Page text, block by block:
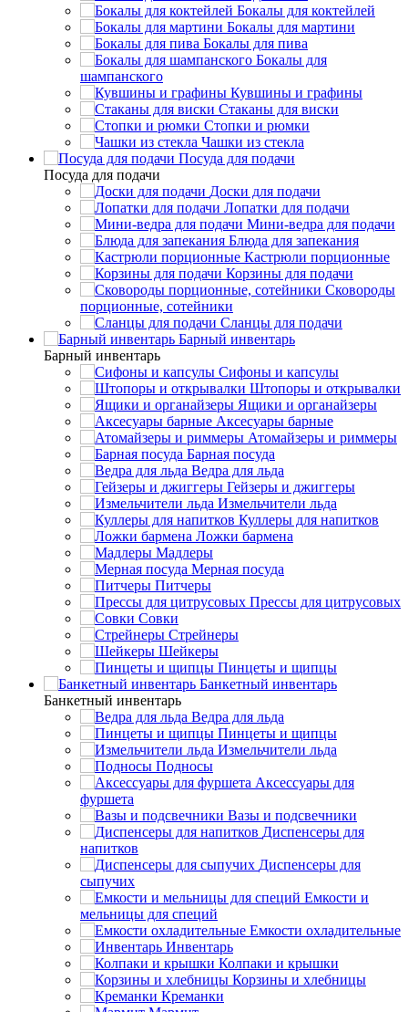
Бокалы для коктейлей
Бокалы для мартини
Бокалы для пива
Бокалы для
шампанского
Кувшины и графины
Стаканы для виски
Стопки и рюмки
Чашки из стекла
Посуда для подачи
Посуда для подачи
Доски для подачи
Лопатки для подачи
Мини-ведра для подачи
Блюда для запекания
Кастрюли порционные
Корзины для подачи
Сковороды
порционные, сотейники
Сланцы для подачи
Барный инвентарь
Барный инвентарь
Сифоны и капсулы
Штопоры и открывалки
Ящики и органайзеры
Аксесуары барные
Атомайзеры и риммеры
Барная посуда
Ведра для льда
Гейзеры и джиггеры
Измельчители льда
Куллеры для напитков
Ложки бармена
Мадлеры
Мерная посуда
Питчеры
Прессы для цитрусовых
Совки
Стрейнеры
Шейкеры
Пинцеты и щипцы
Банкетный инвентарь
Банкетный инвентарь
Ведра для льда
Пинцеты и щипцы
Измельчители льда
Подносы
Аксессуары для
фуршета
Вазы и подсвечники
Диспенсеры для
напитков
Диспенсеры для
сыпучих
Емкости и
мельницы для специй
Емкости охладительные
Инвентарь
Колпаки и крышки
Корзины и хлебницы
Креманки